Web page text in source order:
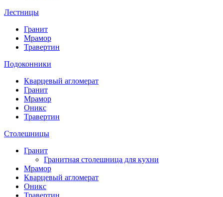
Лестницы
Гранит
Мрамор
Травертин
Подоконники
Кварцевый агломерат
Гранит
Мрамор
Оникс
Травертин
Столешницы
Гранит
Гранитная столешница для кухни
Мрамор
Кварцевый агломерат
Оникс
Травертин